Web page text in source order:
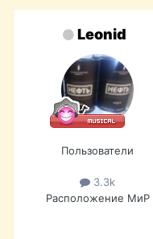
Leonid
Пользователи
3.3k
Расположение МиР